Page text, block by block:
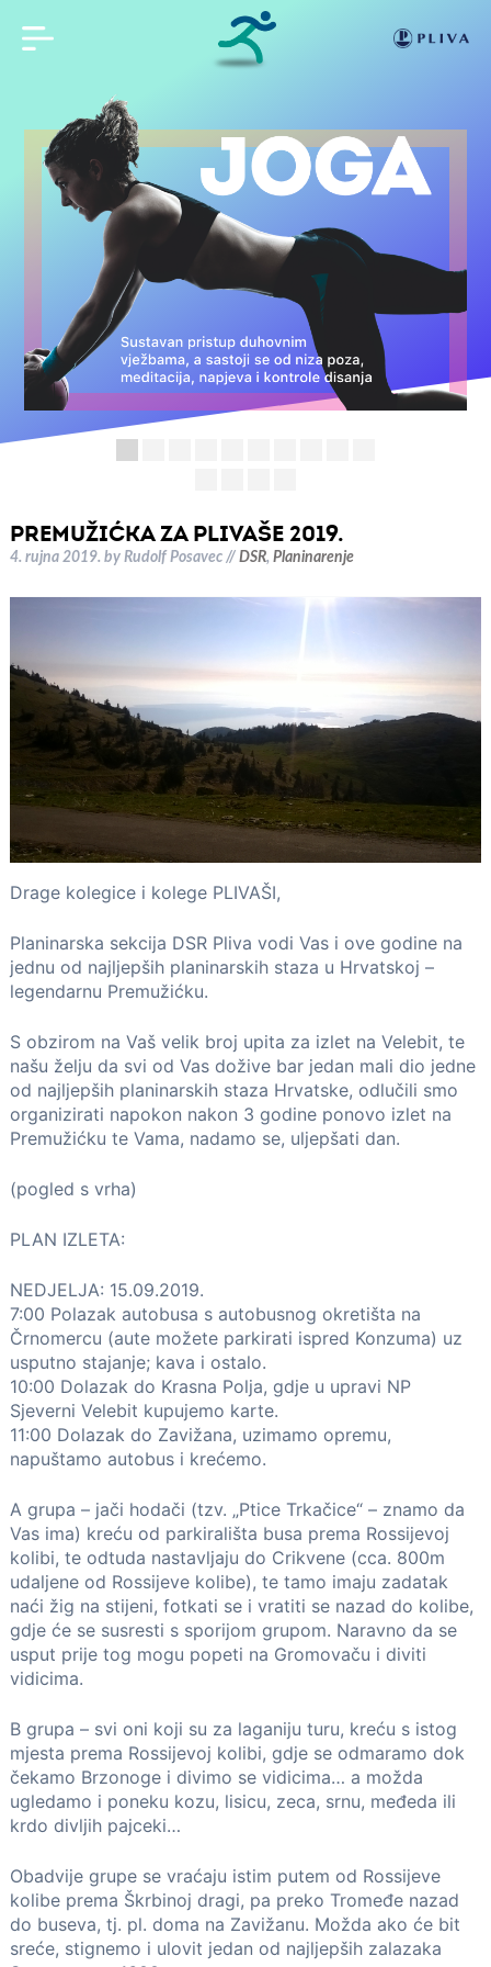
PREMUŽIĆKA ZA PLIVAŠE 2019.
4. rujna 2019. by Rudolf Posavec// DSR, Planinarenje
Drage kolegice i kolege PLIVAŠI,
Planinarska sekcija DSR Pliva vodi Vas i ove godine na
jednu od najljepših planinarskih staza u Hrvatskoj –
legendarnu Premužićku.
S obzirom na Vaš velik broj upita za izlet na Velebit, te
našu želju da svi od Vas dožive bar jedan mali dio jedne
od najljepših planinarskih staza Hrvatske, odlučili smo
organizirati napokon nakon 3 godine ponovo izlet na
Premužićku te Vama, nadamo se, uljepšati dan.
(pogled s vrha)
PLAN IZLETA:
NEDJELJA: 15.09.2019.
7:00 Polazak autobusa s autobusnog okretišta na
Črnomercu (aute možete parkirati ispred Konzuma) uz
usputno stajanje; kava i ostalo.
10:00 Dolazak do Krasna Polja, gdje u upravi NP
Sjeverni Velebit kupujemo karte.
11:00 Dolazak do Zavižana, uzimamo opremu,
napuštamo autobus i krećemo.
A grupa – jači hodači (tzv. „Ptice Trkačice“ – znamo da
Vas ima) kreću od parkirališta busa prema Rossijevoj
kolibi, te odtuda nastavljaju do Crikvene (cca. 800m
udaljene od Rossijeve kolibe), te tamo imaju zadatak
naći žig na stijeni, fotkati se i vratiti se nazad do kolibe,
gdje će se susresti s sporijom grupom. Naravno da se
usput prije tog mogu popeti na Gromovaču i diviti
vidicima.
B grupa – svi oni koji su za laganiju turu, kreću s istog
mjesta prema Rossijevoj kolibi, gdje se odmaramo dok
čekamo Brzonoge i divimo se vidicima… a možda
ugledamo i poneku kozu, lisicu, zeca, srnu, međeda ili
krdo divljih pajceki…
Obadvije grupe se vraćaju istim putem od Rossijeve
kolibe prema Škrbinoj dragi, pa preko Tromeđe nazad
do buseva, tj. pl. doma na Zavižanu. Možda ako će bit
sreće, stignemo i ulovit jedan od najljepših zalazaka